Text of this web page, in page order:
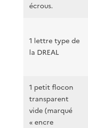
écrous.
1 lettre type de
la DREAL
1 petit flocon
transparent
vide (marqué
« encre